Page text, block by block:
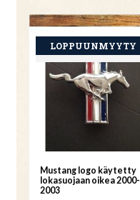
Mustang logo käytetty
lokasuojaan oikea 2000-
2003